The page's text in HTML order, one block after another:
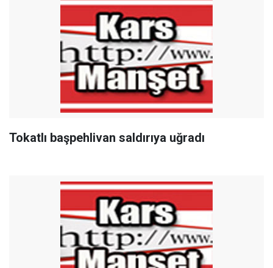
Tokatlı başpehlivan saldırıya uğradı